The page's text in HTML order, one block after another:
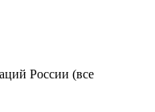
России (все